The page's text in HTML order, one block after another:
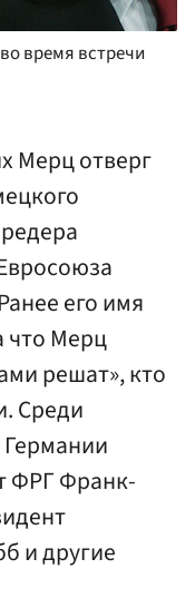
время встречи
Мерц отверг
его имя
что Мерц
решат», кто
Cреди
ФРГ Франк-
и другие